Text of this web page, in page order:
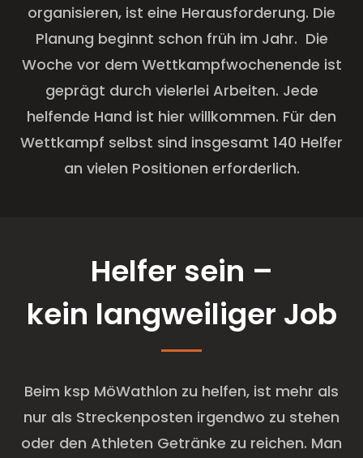
organisieren, ist eine Herausforderung. Die
Planung beginnt schon früh im Jahr. Die
Woche vor dem Wettkampfwochenende ist
geprägt durch vielerlei Arbeiten. Jede
helfende Hand ist hier willkommen. Für den
Wettkampf selbst sind insgesamt 140 Helfer
an vielen Positionen erforderlich.
Helfer sein –
kein langweiliger Job
Beim ksp MöWathlon zu helfen, ist mehr als
nur als Streckenposten irgendwo zu stehen
oder den Athleten Getränke zu reichen. Man